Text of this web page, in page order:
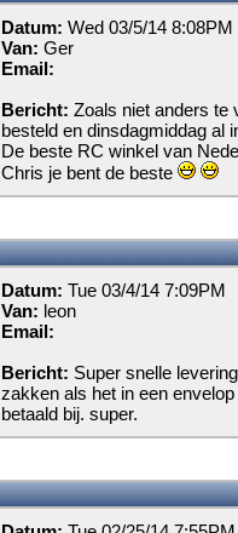
Datum: Wed 03/5/14 8:08PM
Van: Ger
Email:
Bericht: Zoals niet anders te
besteld en dinsdagmiddag al
De beste RC winkel van
Chris je bent de beste
Datum: Tue 03/4/14 7:09PM
Van: leon
Email:
Bericht: Super snelle
zakken als het in een
betaald bij. super.